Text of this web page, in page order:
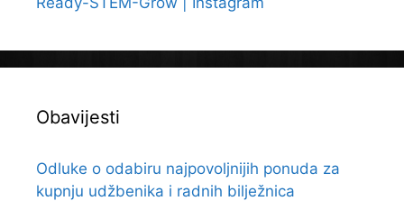
Obavijesti
Odluke o odabiru najpovoljnijih ponuda za
kupnju udžbenika i radnih bilježnica